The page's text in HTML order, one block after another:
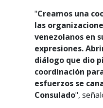
"Creamos una
las
venezolanos en
expresiones.
diálogo que dio
coordinación
esfuerzos se
Consulado",